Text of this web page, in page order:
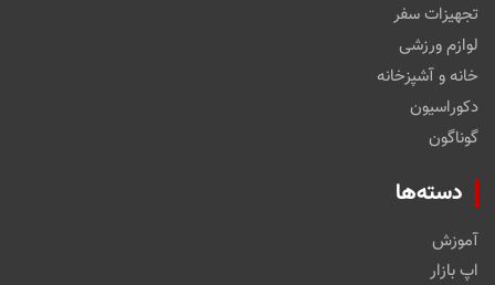
تجهیزات سفر
لوازم ورزشی
خانه و آشپزخانه
دکوراسیون
گوناگون
دسته‌ها
آموزش
اپ بازار